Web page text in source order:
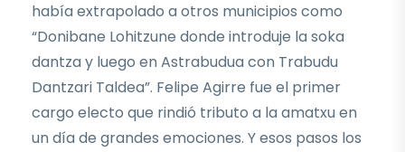
había extrapolado a otros municipios como
“Donibane Lohitzune donde introduje la soka
dantza y luego en Astrabudua con Trabudu
Dantzari Taldea”. Felipe Agirre fue el primer
cargo electo que rindió tributo a la amatxu en
un día de grandes emociones. Y esos pasos los